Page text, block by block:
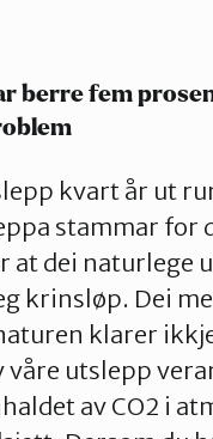
berre fem
kvart år ut
stammar for
at dei naturlege
krinsløp. Dei
klarer
utslepp
av CO2 i